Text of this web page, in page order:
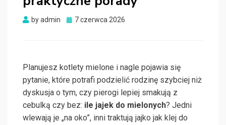
byadmin
Posted
7 czerwca 2026
Planujesz kotlety mielone i nagle pojawia się
pytanie, które potrafi podzielić rodzinę szybciej niż
dyskusja o tym, czy pierogi lepiej smakują z
cebulką czy bez: ile jajek do mielonych? Jedni
wlewają je „na oko”, inni traktują jajko jak klej do